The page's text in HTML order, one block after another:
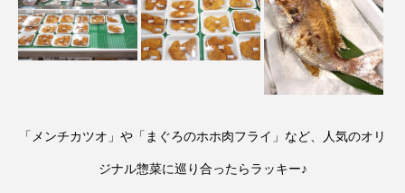
「メンチカツオ」や「まぐろのホホ肉フライ」など、人気のオリ
ジナル惣菜に巡り合ったらラッキー♪